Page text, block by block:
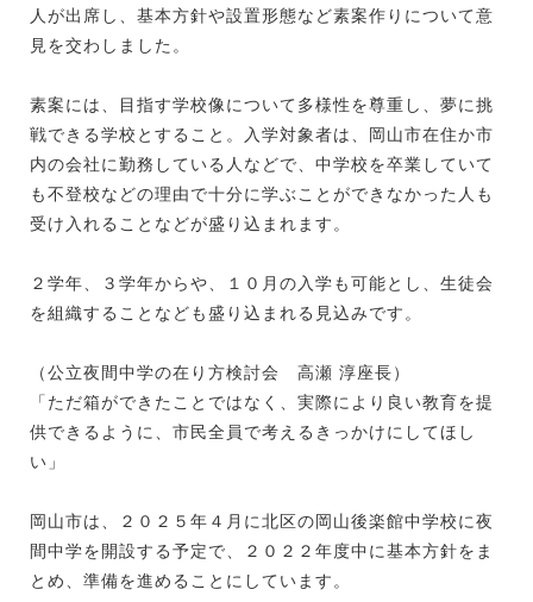
人が出席し、基本方針や設置形態など素案作りについて意
見を交わしました。
素案には、目指す学校像について多様性を尊重し、夢に挑
戦できる学校とすること。入学対象者は、岡山市在住か市
内の会社に勤務している人などで、中学校を卒業していて
も不登校などの理由で十分に学ぶことができなかった人も
受け入れることなどが盛り込まれます。
２学年、３学年からや、１０月の入学も可能とし、生徒会
を組織することなども盛り込まれる見込みです。
（公立夜間中学の在り方検討会 高瀬 淳座長）
「ただ箱ができたことではなく、実際により良い教育を提
供できるように、市民全員で考えるきっかけにしてほし
い」
岡山市は、２０２５年４月に北区の岡山後楽館中学校に夜
間中学を開設する予定で、２０２２年度中に基本方針をま
とめ、準備を進めることにしています。